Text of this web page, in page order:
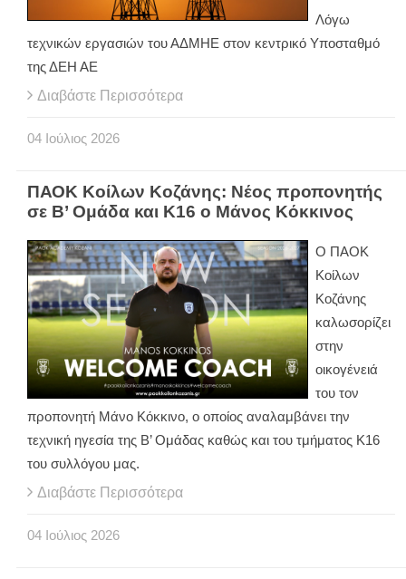
Λόγω
τεχνικών εργασιών του ΑΔΜΗΕ στον κεντρικό Υποσταθμό
της ΔΕΗ ΑΕ
Διαβάστε Περισσότερα
04 Ιούλιος 2026
ΠΑΟΚ Κοίλων Κοζάνης: Νέος προπονητής
σε Β’ Ομάδα και Κ16 ο Μάνος Κόκκινος
Ο ΠΑΟΚ
Κοίλων
Κοζάνης
καλωσορίζει
στην
οικογένειά
του τον
προπονητή Μάνο Κόκκινο, ο οποίος αναλαμβάνει την
τεχνική ηγεσία της Β’ Ομάδας καθώς και του τμήματος Κ16
του συλλόγου μας.
Διαβάστε Περισσότερα
04 Ιούλιος 2026